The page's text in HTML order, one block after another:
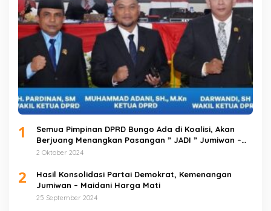
1
Semua Pimpinan DPRD Bungo Ada di Koalisi, Akan
Berjuang Menangkan Pasangan ” JADI ” Jumiwan –
Maidani.
2 Oktober 2024
2
Hasil Konsolidasi Partai Demokrat, Kemenangan
Jumiwan – Maidani Harga Mati
25 September 2024